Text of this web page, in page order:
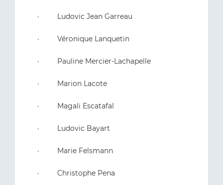
· Ludovic Jean Garreau
· Véronique Lanquetin
· Pauline Mercier-Lachapelle
· Marion Lacote
· Magali Escatafal
· Ludovic Bayart
· Marie Felsmann
· Christophe Pena